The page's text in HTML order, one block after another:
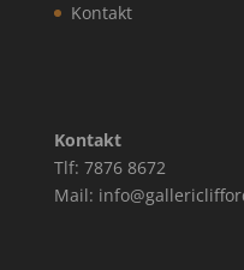
Kontakt
Kontakt
Tlf: 7876 8672
Mail: